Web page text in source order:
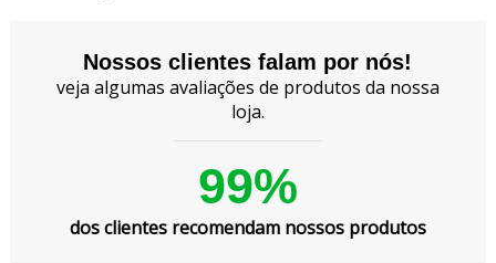
Nossos clientes falam por nós!
veja algumas avaliações de produtos da nossa
loja.
99%
dos clientes recomendam nossos produtos